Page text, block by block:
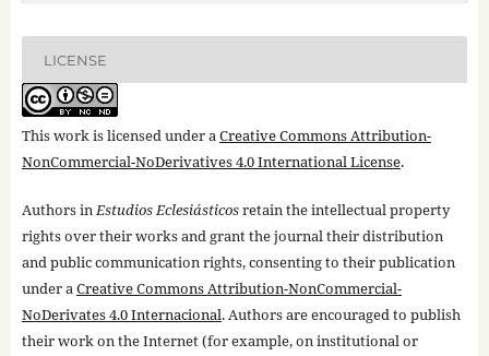
LICENSE
This work is licensed under aCreative Commons Attribution-
NonCommercial-NoDerivatives 4.0 International License.
Authors inEstudios Eclesiásticosretain the intellectual property
rights over their works and grant the journal their distribution
and public communication rights, consenting to their publication
under aCreative Commons Attribution-NonCommercial-
NoDerivates 4.0 Internacional. Authors are encouraged to publish
their work on the Internet (for example, on institutional or